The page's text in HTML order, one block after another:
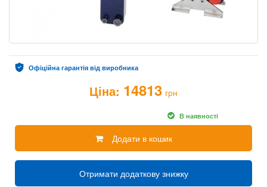
Офіційна гарантія від виробника
Ціна: 14813 грн
В наявності
Додати в кошик
Отримати додаткову знижку